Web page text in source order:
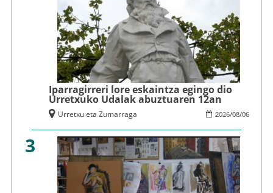
Iparragirreri lore eskaintza egingo dio
Urretxuko Udalak abuztuaren 12an
2026/08/06
Urretxu eta Zumarraga
3